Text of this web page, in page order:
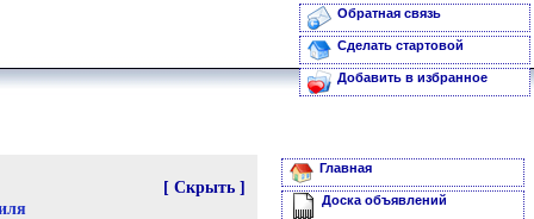
Обратная связь
Сделать стартовой
Добавить в избранное
[ Скрыть ]
Главная
Доска объявлений